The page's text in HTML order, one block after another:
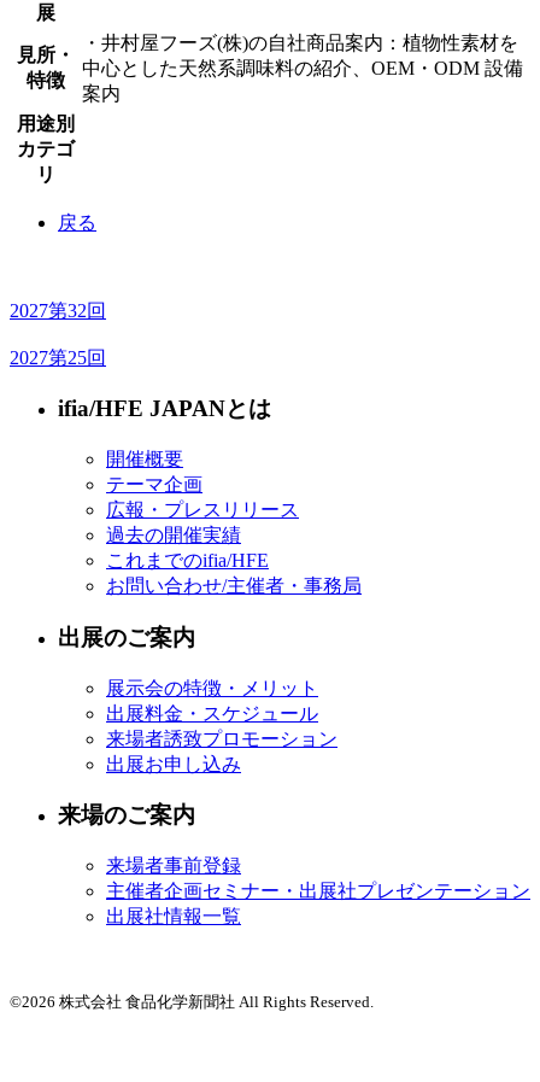
展
見所・
特徴
・井村屋フーズ(株)の自社商品案内：植物性素材を
中心とした天然系調味料の紹介、OEM・ODM 設備
案内
用途別
カテゴ
リ
戻る
2027第32回
2027第25回
ifia/HFE JAPANとは
開催概要
テーマ企画
広報・プレスリリース
過去の開催実績
これまでのifia/HFE
お問い合わせ/主催者・事務局
出展のご案内
展示会の特徴・メリット
出展料金・スケジュール
来場者誘致プロモーション
出展お申し込み
来場のご案内
来場者事前登録
主催者企画セミナー・出展社プレゼンテーション
出展社情報一覧
©2026 株式会社 食品化学新聞社 All Rights Reserved.